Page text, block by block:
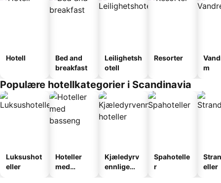
Hotell
Bed and
breakfast
Leilighetsh
otell
Resorter
m
Populære hotellkategorier i Scandinavia
Luksushot
eller
Hoteller
med
Kjæledyrv
ennlige
Spahotelle
r
eller